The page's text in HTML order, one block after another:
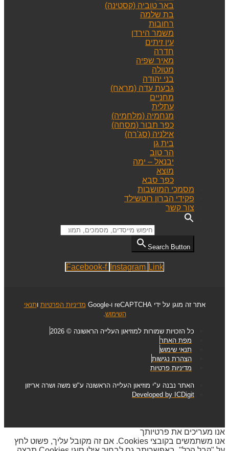
באר טוביה (קסטינה)
בת שלמה
רחובות
משמר הירדן
עין זיתים
חדרה
מאיר שפיה
מטולה
בני יהודה
גבעת עדה (מראח)
מחניים
עתלית
מנחמיה (מלחמיה)
כפר תבור (מסחה)
אילניה (סג'רה)
בית גן
הר טוב
יבנאל – ימה
מוצא
כפר סבא
מסמכי המושבות
פקידי הברון רוטשילד
צור קשר
Search Button
Facebook-f Instagram Link
אתר זה מוגן על ידי reCAPTCHA ו-Google מדיניות הפרטיות ותנאי
השימוש
כל הזכויות שמורות למוזיאון העלייה הראשונה © 2026
מפת האתר
תנאי שימוש
הצהרת נגישות
מדיניות פרטיות
האתר נבנה ע"י מוזיאון העלייה הראשונה ע"ש משה ושרה אריזון
Developed by ICDigit
אנו מעריכים את פרטיותך
אנו משתמשים בקובצי Cookies. אם זה מקובל עליך, פשוט לחץ